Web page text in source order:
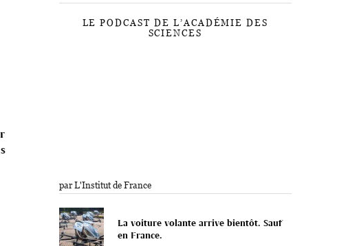
LE PODCAST DE L’ACADÉMIE DES
SCIENCES
par L'Institut de France
La voiture volante arrive bientôt. Sauf
en France.